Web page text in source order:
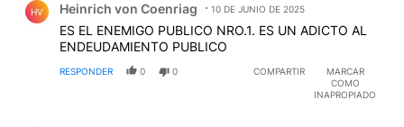
HV Heinrich von Coenriag 10 DE JUNIO DE 2025
ES EL ENEMIGO PUBLICO NRO.1. ES UN ADICTO AL
ENDEUDAMIENTO PUBLICO
RESPONDER 0 0 COMPARTIR
MARCAR
COMO
INAPROPIADO